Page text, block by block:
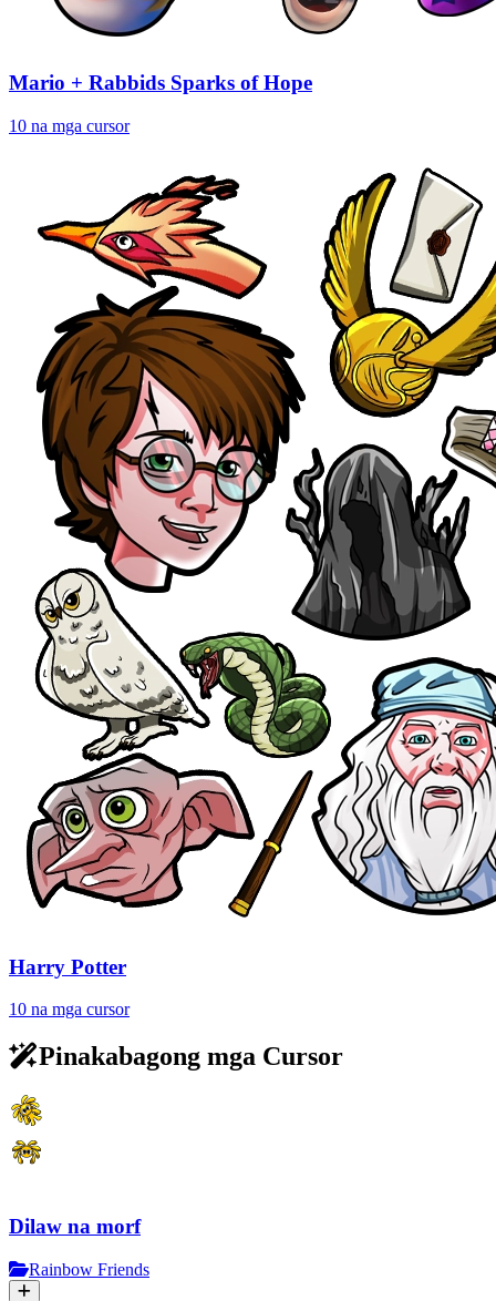
Mario + Rabbids Sparks of Hope
10 na mga cursor
Harry Potter
10 na mga cursor
Pinakabagong mga Cursor
Dilaw na morf
Rainbow Friends